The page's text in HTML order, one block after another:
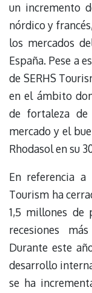
un incremento
nórdico y
los mercados
España. Pese a
de SERHS
en el ámbito
de fortaleza de
mercado y el
Rhodasol en su
En referencia a
Tourism ha
1,5 millones de
recesiones
Durante este
desarrollo
se ha